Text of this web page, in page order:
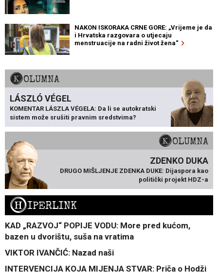
NAKON ISKORAKA CRNE GORE: „Vrijeme je da
i Hrvatska razgovara o utjecaju
menstruacije na radni život žena“
KOLUMNA
LÁSZLÓ VÉGEL
KOMENTAR LÁSZLA VÉGELA: Da li se autokratski
sistem može srušiti pravnim sredstvima?
KOLUMNA
ZDENKO DUKA
DRUGO MIŠLJENJE ZDENKA DUKE: Dijaspora kao
politički projekt HDZ-a
HIPERLINK
KAD „RAZVOJ“ POPIJE VODU: More pred kućom,
bazen u dvorištu, suša na vratima
VIKTOR IVANČIĆ: Nazad naši
INTERVENCIJA KOJA MIJENJA STVAR: Priča o Hodži